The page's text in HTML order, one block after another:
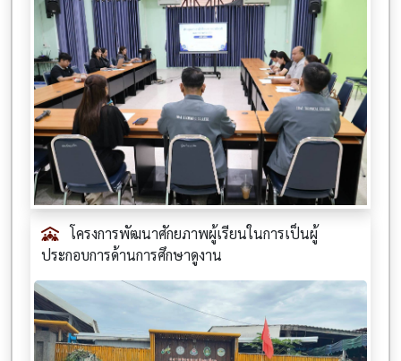
โครงการพัฒนาศักยภาพผู้เรียนในการเป็นผู้
ประกอบการด้านการศึกษาดูงาน